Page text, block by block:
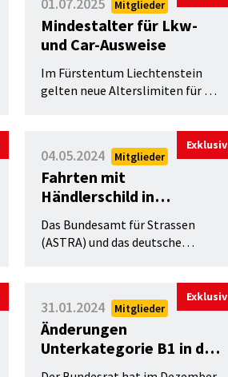
Mitglieder
Mindestalter für Lkw-
und Car-Ausweise
Im Fürstentum Liechtenstein
gelten neue Alterslimiten für die
Exklusiv
04.05.2024 Mitglieder
Fahrten mit
Händlerschild in
Deutschland unbefristet
möglich
Das Bundesamt für Strassen
(ASTRA) und das deutsche
unbefristete Vereinbarung zur
gegenseitigen Anerkennung von
diversen länderspezifischen
Fahrzeugausweisen und
Exklusiv
31.01.2024 Mitglieder
Änderungen
Unterkategorie B1 in der
Verkehrszulassungsvero